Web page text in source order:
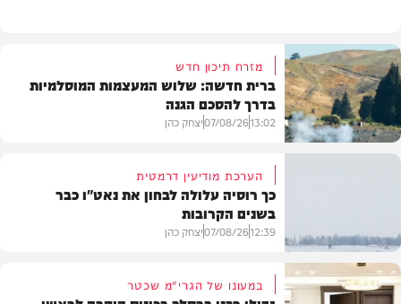
מזרח תיכון חדש
ברית חדשה: שלוש המעצמות המוסלמיות
בדרך להסכם הגנה
13:02
07/08/26יצחק כהן
הערכת מודיעין דרמטית
כך רוסיה עלולה לבחון את נאט"ו כבר
בשנים הקרובות
12:39
07/08/26יצחק כהן
במעונו של הגרי"מ שכטר